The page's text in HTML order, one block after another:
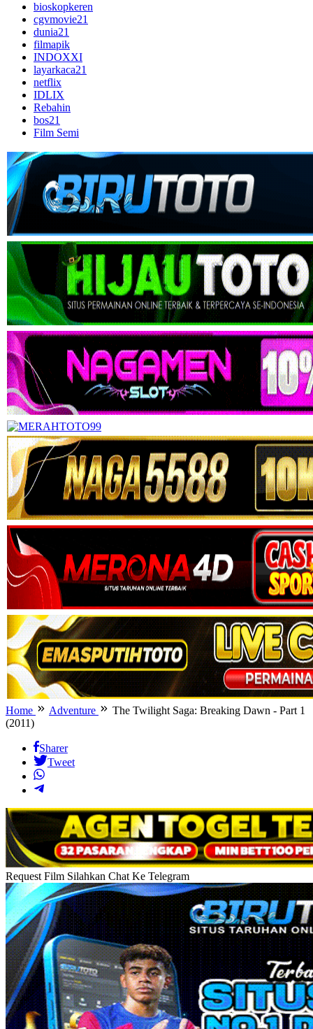
bioskopkeren
cgvmovie21
dunia21
filmapik
INDOXXI
layarkaca21
netflix
IDLIX
Rebahin
bos21
Film Semi
Home Adventure
The Twilight Saga: Breaking Dawn - Part 1
(2011)
Sharer
Tweet
Request Film Silahkan Chat Ke Telegram